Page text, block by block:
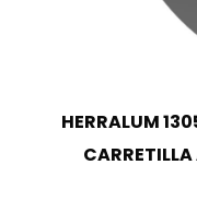
HERRALUM